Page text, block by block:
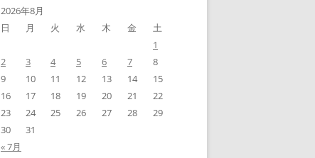
2026年8月
日
月 火 水 木 金
土
1
2
3 4 5 6 7
8
9
10 11 12 13 14
15
16
17 18 19 20 21
22
23
24 25 26 27 28
29
30
31
« 7月